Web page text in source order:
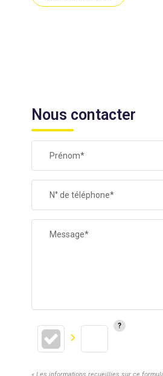
Nous contacter
Prénom*
N° de téléphone*
Message*